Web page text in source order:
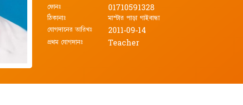
ফোনঃ
01710591328
ঠিকানাঃ
মাস্টার পাড়া গাইবান্ধা
যোগদানের তারিখঃ
2011-09-14
প্রথম যোগদানঃ
Teacher